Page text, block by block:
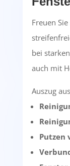
Freuen
bei
auch mit
Auszug
Putzen